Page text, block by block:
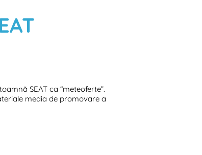
SEAT ca “meteoferte”.
media de promovare a